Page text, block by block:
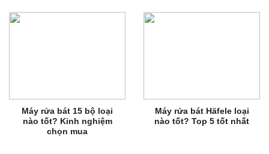
Máy rửa bát 15 bộ loại
nào tốt? Kinh nghiệm
chọn mua
Máy rửa bát Häfele loại
nào tốt? Top 5 tốt nhất